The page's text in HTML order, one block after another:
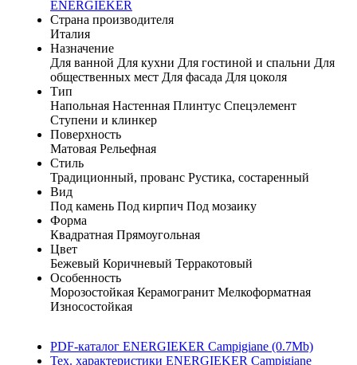
ENERGIEKER
Страна производителя
Италия
Назначение
Для ванной Для кухни Для гостиной и спальни Для
общественных мест Для фасада Для цоколя
Тип
Напольная Настенная Плинтус Спецэлемент
Ступени и клинкер
Поверхность
Матовая Рельефная
Стиль
Традиционный, прованс Рустика, состаренный
Вид
Под камень Под кирпич Под мозаику
Форма
Квадратная Прямоугольная
Цвет
Бежевый Коричневый Терракотовый
Особенность
Морозостойкая Керамогранит Мелкоформатная
Износостойкая
PDF-каталог ENERGIEKER Campigiane (0.7Mb)
Тех. характеристики ENERGIEKER Campigiane